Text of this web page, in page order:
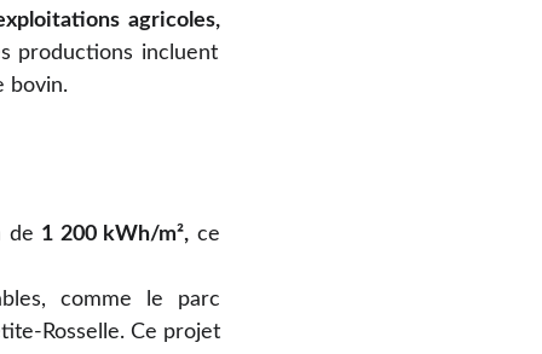
agricoles,
productions incluent
bovin.
de 1 200 kWh/m², ce
comme le parc
Rosselle. Ce projet